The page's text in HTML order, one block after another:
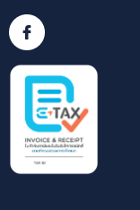
เราคือธรรมนิติ
รู้จักธรรมนิติ
บริการของธรรมนิติ
บริการตรวจสอบบัญชี
บริการตรวจสอบพิเศษ
บริการที่ปรึกษาด้านบัญชี